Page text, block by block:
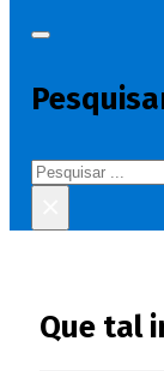
Pesquisar
Que tal